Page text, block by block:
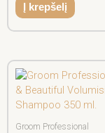
Į krepšelį
Groom Professional